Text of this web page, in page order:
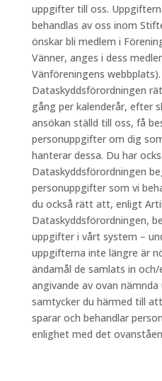
uppgifter till oss.
behandlas av oss inom
önskar bli medlem i
Vänner, anges i dess
Vänföreningens
Dataskyddsförordningen
gång per kalenderår, efter
ansökan ställd till oss, få
personuppgifter om dig
hanterar dessa. Du har
Dataskyddsförordningen
personuppgifter som vi
du också rätt att, enligt
Dataskyddsförordningen,
uppgifter i vårt system –
uppgifterna inte längre är
ändamål de samlats in
angivande av ovan
samtycker du härmed till
sparar och behandlar
enlighet med det